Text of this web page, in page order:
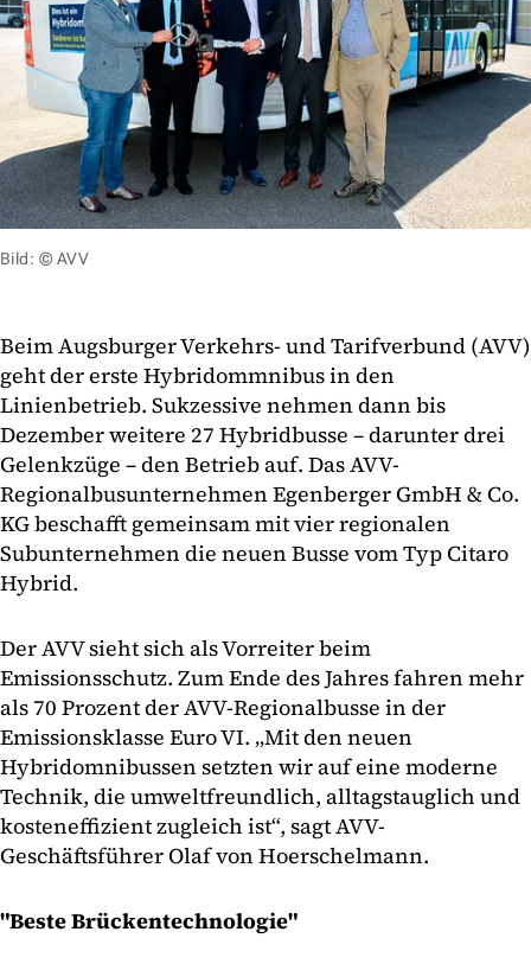
Bild: © AVV
Beim Augsburger Verkehrs- und Tarifverbund (AVV)
geht der erste Hybridommnibus in den
Linienbetrieb. Sukzessive nehmen dann bis
Dezember weitere 27 Hybridbusse – darunter drei
Gelenkzüge – den Betrieb auf. Das AVV-
Regionalbusunternehmen Egenberger GmbH & Co.
KG beschafft gemeinsam mit vier regionalen
Subunternehmen die neuen Busse vom Typ Citaro
Hybrid.
Der AVV sieht sich als Vorreiter beim
Emissionsschutz. Zum Ende des Jahres fahren mehr
als 70 Prozent der AVV-Regionalbusse in der
Emissionsklasse Euro VI. „Mit den neuen
Hybridomnibussen setzten wir auf eine moderne
Technik, die umweltfreundlich, alltagstauglich und
kosteneffizient zugleich ist“, sagt AVV-
Geschäftsführer Olaf von Hoerschelmann.
"Beste Brückentechnologie"